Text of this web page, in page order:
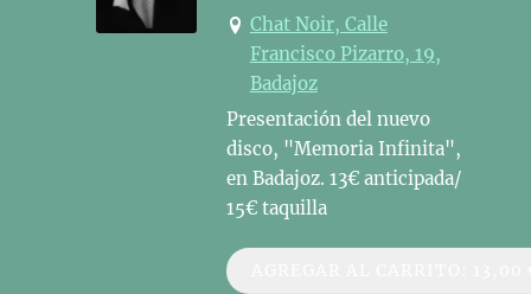
Chat Noir, Calle
Francisco Pizarro, 19,
Badajoz
Presentación del nuevo
disco, "Memoria Infinita",
en Badajoz. 13€ anticipada/
15€ taquilla